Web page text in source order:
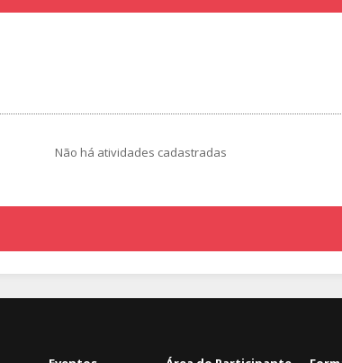
Não há atividades cadastradas